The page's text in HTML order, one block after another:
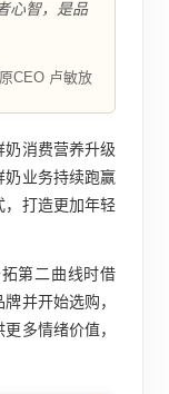
心智，是品
CEO 卢敏放
奶消费营养升级
奶业务持续跑赢
，打造更加年轻
第二曲线时借
并开始选购，
多情绪价值，